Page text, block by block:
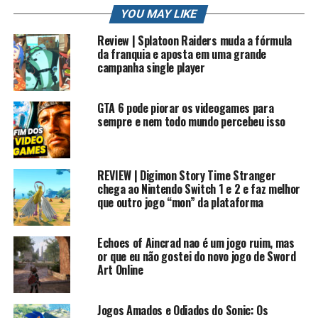
Siga nos no Instagram!
robertocarlosfj
Contato Profissional: contato.roberto94@gmail.com
#rkplay #digimon #jogos
Digimon All-Star Rumble é um videogame de lucha
desenvolvido por Bandai Namco Games para os consoles
de videogame PlayStation 3 e Xbox 360. O mesmo que
seus predecessores espirituais, apresente um Digimon
de várias versões da série. Terça-feira, novembro de
2014 na América do Norte, [1] Europa e Austrália
Configuração
O jogo se passa no mundo digital em um momento de
paz. Os Digimon propõem realizar um “Torneio Digimon
Evolution” para ganhar experiência e Digivolve, além de
YOU MAY LIKE
Review | Splatoon Raiders muda a fórmula
da franquia e aposta em uma grande
campanha single player
GTA 6 pode piorar os videogames para
sempre e nem todo mundo percebeu isso
REVIEW | Digimon Story Time Stranger
chega ao Nintendo Switch 1 e 2 e faz melhor
que outro jogo “mon” da plataforma
Echoes of Aincrad nao é um jogo ruim, mas
or que eu não gostei do novo jogo de Sword
Art Online
Jogos Amados e Odiados do Sonic: Os